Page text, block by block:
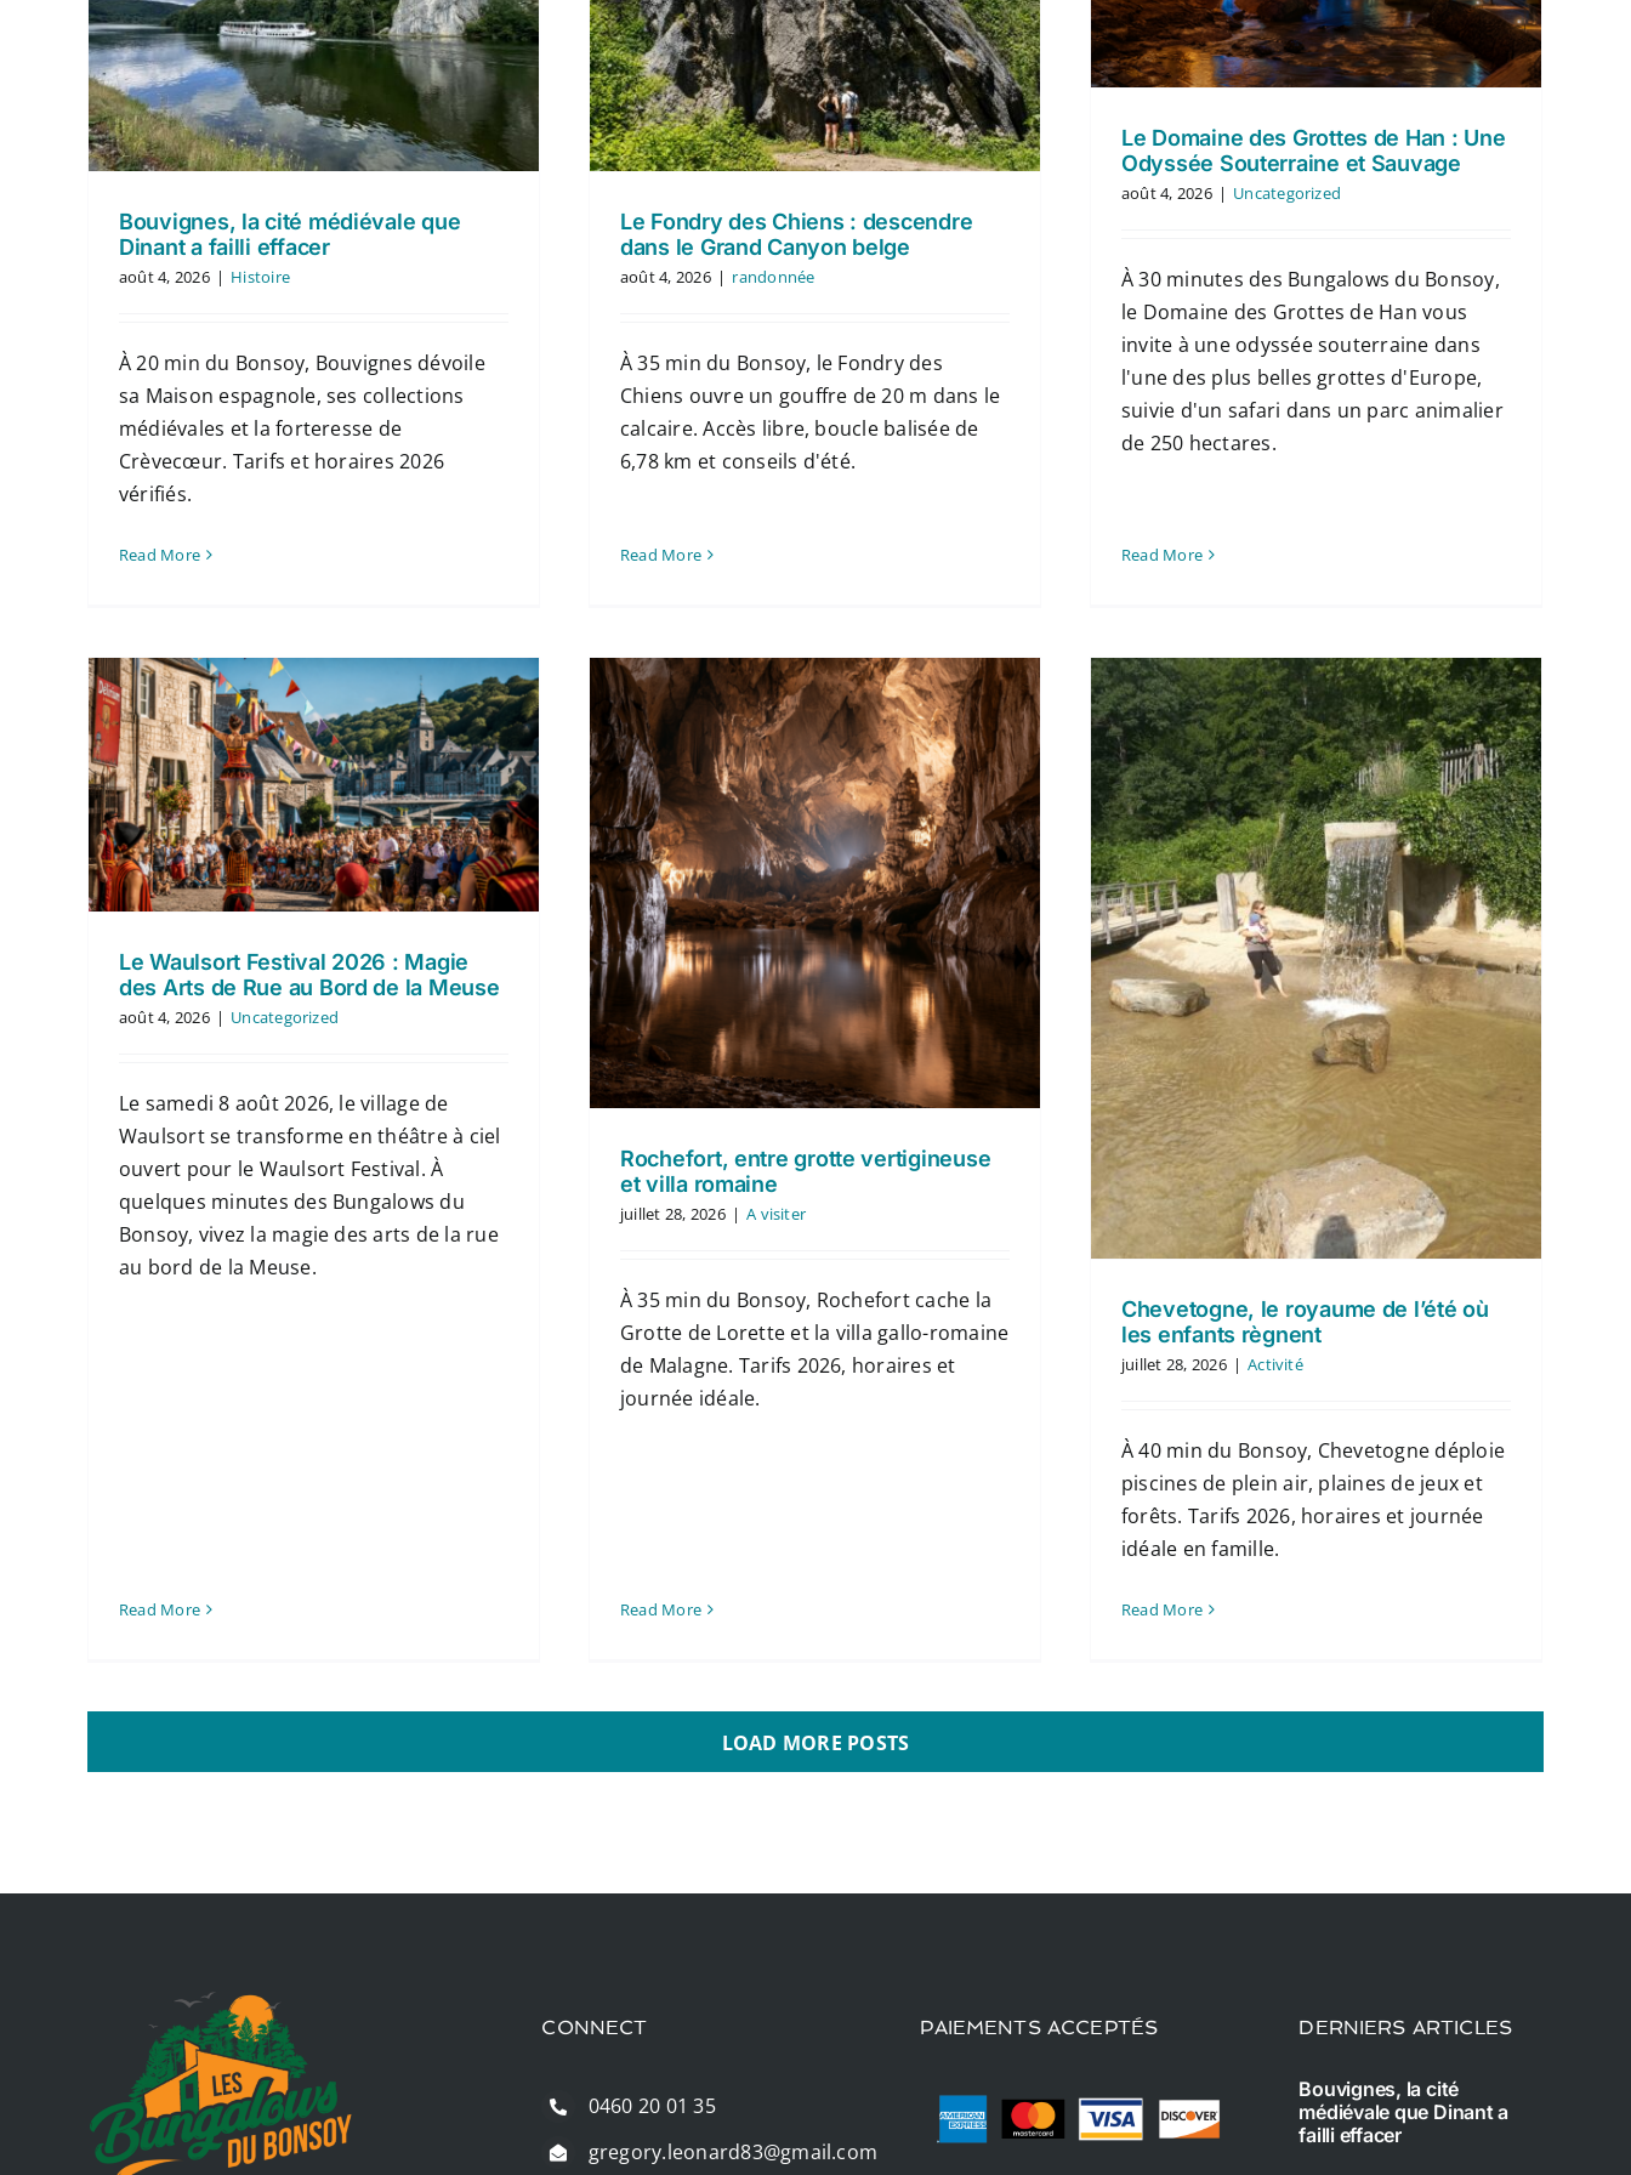
Bouvignes, la cité médiévale que
Dinant a failli effacer
août 4, 2026 | Histoire
À 20 min du Bonsoy, Bouvignes dévoile
sa Maison espagnole, ses collections
médiévales et la forteresse de
Crèvecœur. Tarifs et horaires 2026
vérifiés.
Read More
Le Fondry des Chiens : descendre
dans le Grand Canyon belge
août 4, 2026 | randonnée
À 35 min du Bonsoy, le Fondry des
Chiens ouvre un gouffre de 20 m dans le
calcaire. Accès libre, boucle balisée de
6,78 km et conseils d'été.
Read More
Le Domaine des Grottes de Han : Une
Odyssée Souterraine et Sauvage
août 4, 2026 | Uncategorized
À 30 minutes des Bungalows du Bonsoy,
le Domaine des Grottes de Han vous
invite à une odyssée souterraine dans
l'une des plus belles grottes d'Europe,
suivie d'un safari dans un parc animalier
de 250 hectares.
Read More
Le Waulsort Festival 2026 : Magie
des Arts de Rue au Bord de la Meuse
août 4, 2026 | Uncategorized
Le samedi 8 août 2026, le village de
Waulsort se transforme en théâtre à ciel
ouvert pour le Waulsort Festival. À
quelques minutes des Bungalows du
Bonsoy, vivez la magie des arts de la rue
au bord de la Meuse.
Read More
Rochefort, entre grotte vertigineuse
et villa romaine
juillet 28, 2026 | A visiter
À 35 min du Bonsoy, Rochefort cache la
Grotte de Lorette et la villa gallo-romaine
de Malagne. Tarifs 2026, horaires et
journée idéale.
Read More
Chevetogne, le royaume de l’été où
les enfants règnent
juillet 28, 2026 | Activité
À 40 min du Bonsoy, Chevetogne déploie
piscines de plein air, plaines de jeux et
forêts. Tarifs 2026, horaires et journée
idéale en famille.
Read More
LOAD MORE POSTS
CONNECT
0460 20 01 35
gregory.leonard83@gmail.com
PAIEMENTS ACCEPTÉS DERNIERS ARTICLES
Bouvignes, la cité
médiévale que Dinant a
failli effacer